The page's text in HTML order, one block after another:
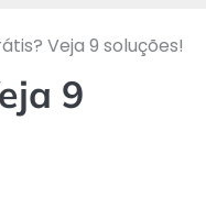
Veja 9 soluções!
9